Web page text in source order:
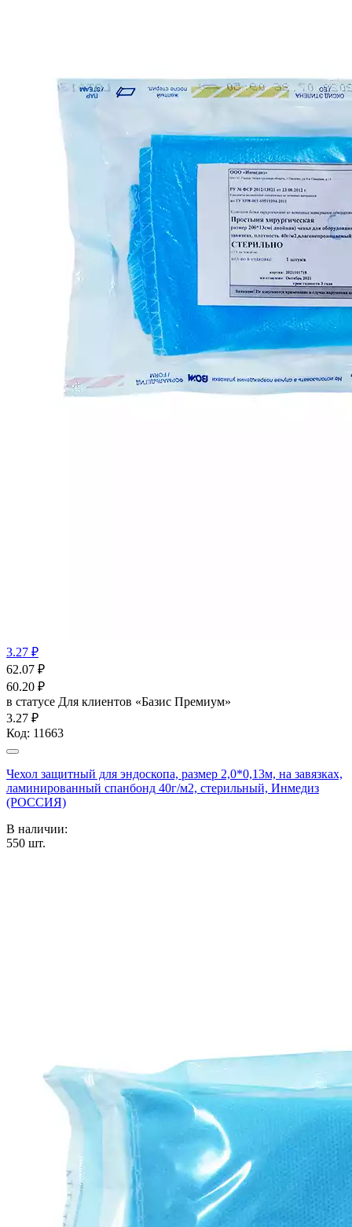
3.27 ₽
62.07 ₽
60.20 ₽
в статусе Для клиентов «Базис Премиум»
3.27 ₽
Код: 11663
Чехол защитный для эндоскопа, размер 2,0*0,13м, на завязках,
ламинированный спанбонд 40г/м2, стерильный, Инмедиз
(РОССИЯ)
В наличии:
550 шт.